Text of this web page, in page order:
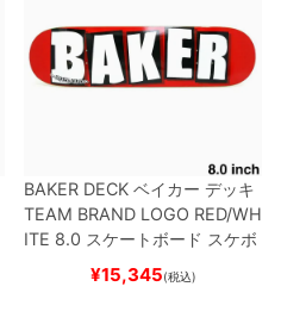
BAKER DECK ベイカー デッキ
TEAM BRAND LOGO RED/WH
ITE 8.0 スケートボード スケボ
¥15,345(税込)